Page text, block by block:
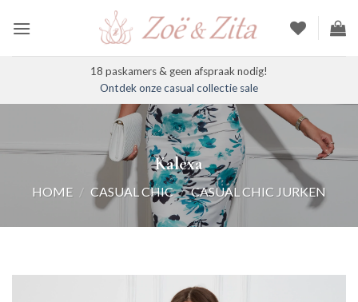
naar
18 paskamers & geen afspraak nodig!
Ontdek onze casual collectie sale
Kalexa
HOME / CASUAL CHIC / CASUAL CHIC JURKEN